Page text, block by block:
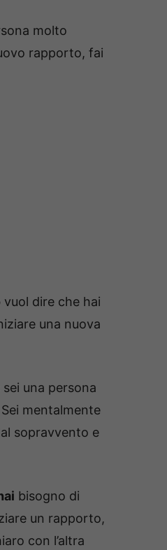
molto
rapporto, fai
vuol dire che hai
una nuova
una persona
mentalmente
sopravvento e
bisogno di
un rapporto,
con l’altra